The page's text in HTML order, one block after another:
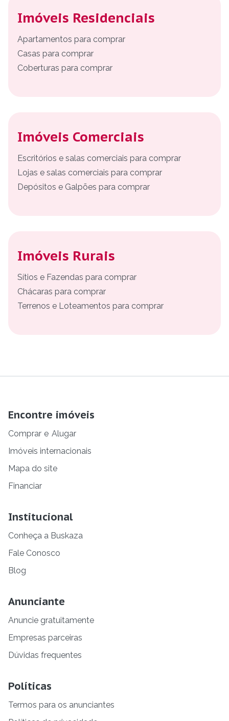
Imóveis Residenciais
Apartamentos para comprar
Casas para comprar
Coberturas para comprar
Imóveis Comerciais
Escritórios e salas comerciais para comprar
Lojas e salas comerciais para comprar
Depósitos e Galpões para comprar
Imóveis Rurais
Sítios e Fazendas para comprar
Chácaras para comprar
Terrenos e Loteamentos para comprar
Encontre imóveis
Comprar e Alugar
Imóveis internacionais
Mapa do site
Financiar
Institucional
Conheça a Buskaza
Fale Conosco
Blog
Anunciante
Anuncie gratuitamente
Empresas parceiras
Dúvidas frequentes
Políticas
Termos para os anunciantes